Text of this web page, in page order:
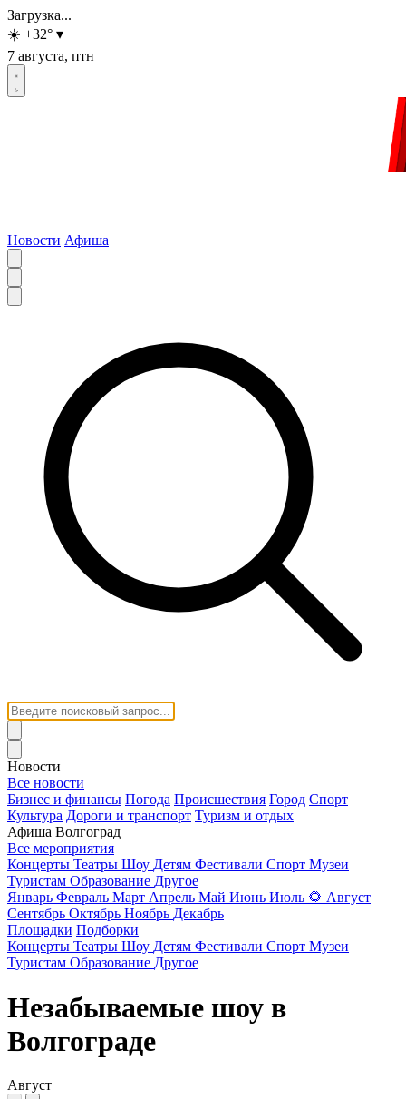
Загрузка...
☀️ +32° ▾
7 августа, птн
Новости Афиша
Новости
Все новости
Бизнес и финансы Погода Происшествия Город Спорт
Культура Дороги и транспорт Туризм и отдых
Афиша Волгоград
Все мероприятия
Концерты Театры Шоу Детям Фестивали Спорт Музеи
Туристам Образование Другое
Январь Февраль Март Апрель Май Июнь Июль 🌻 Август
Сентябрь Октябрь Ноябрь Декабрь
Площадки Подборки
Концерты Театры Шоу Детям Фестивали Спорт Музеи
Туристам Образование Другое
Незабываемые шоу в
Волгограде
Август